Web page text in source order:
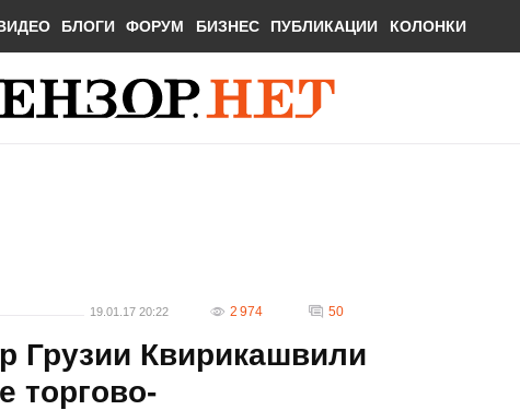
БЛОГИ ФОРУМ БИЗНЕС ПУБЛИКАЦИИ КОЛОНКИ
19.01.17 20:22 2 974 50
Грузии Квирикашвили
торгово-